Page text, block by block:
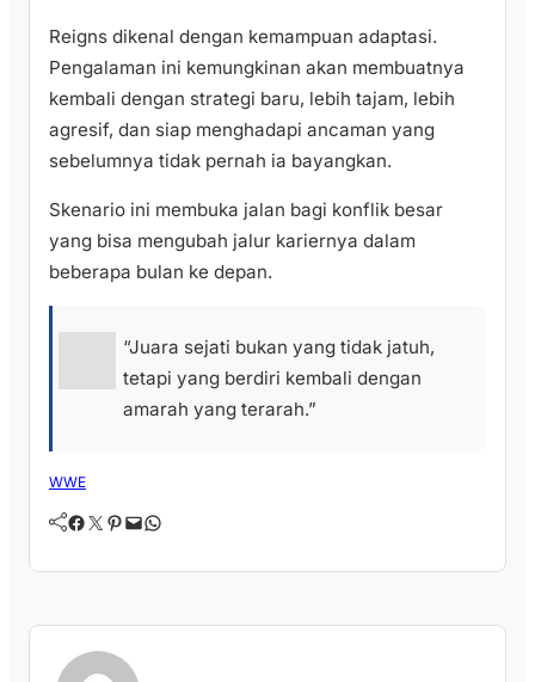
Reigns dikenal dengan kemampuan adaptasi.
Pengalaman ini kemungkinan akan membuatnya
kembali dengan strategi baru, lebih tajam, lebih
agresif, dan siap menghadapi ancaman yang
sebelumnya tidak pernah ia bayangkan.
Skenario ini membuka jalan bagi konflik besar
yang bisa mengubah jalur kariernya dalam
beberapa bulan ke depan.
“Juara sejati bukan yang tidak jatuh,
tetapi yang berdiri kembali dengan
amarah yang terarah.”
WWE
Facebook Twitter Pinterest Mail WhatsApp